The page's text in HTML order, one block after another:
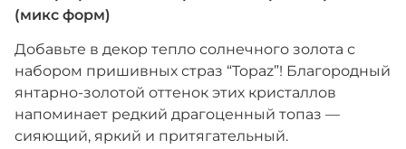
(микс форм)
Добавьте в декор тепло солнечного золота с
набором пришивных страз “Topaz”! Благородный
янтарно-золотой оттенок этих кристаллов
напоминает редкий драгоценный топаз —
сияющий, яркий и притягательный.